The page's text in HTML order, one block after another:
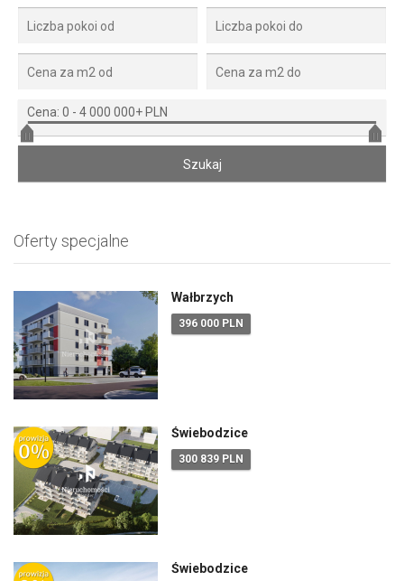
Cena: 0 - 4 000 000+ PLN
Oferty specjalne
Wałbrzych
396 000 PLN
Świebodzice
300 839 PLN
Świebodzice